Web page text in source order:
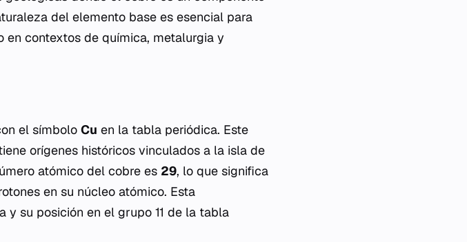
del elemento base es esencial para
contextos de química, metalurgia y
el símbolo Cu en la tabla periódica. Este
orígenes históricos vinculados a la isla de
atómico del cobre es 29, lo que significa
en su núcleo atómico. Esta
su posición en el grupo 11 de la tabla